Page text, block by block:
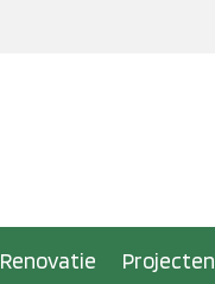
Renovatie Projecten